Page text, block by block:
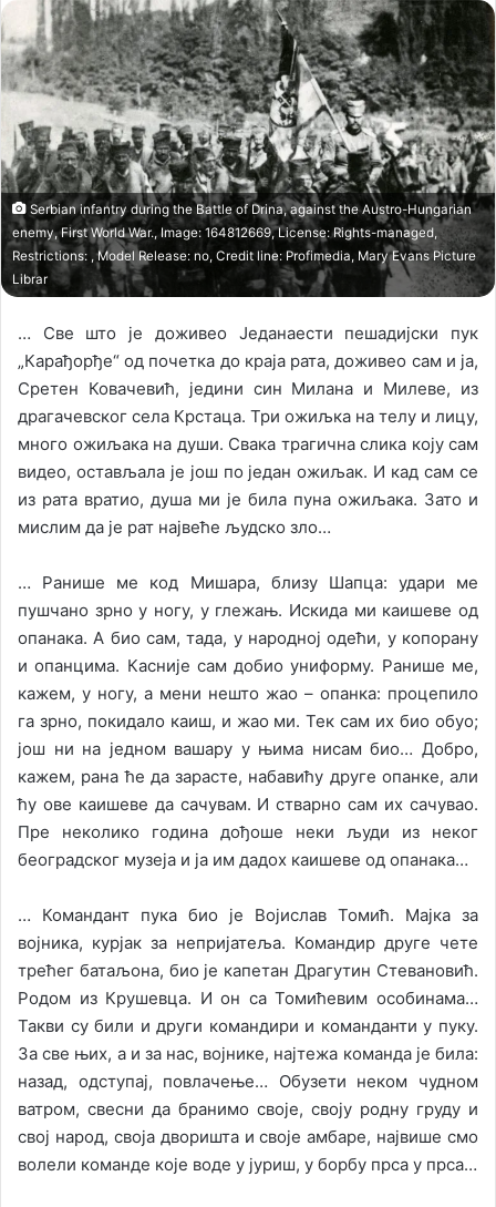
l
l
o
w
o
n
X
n
d
a
n
e
m
a
i
l
Serbian infantry during the Battle of Drina, against the Austro-Hungarian
enemy, First World War., Image: 164812669, License: Rights-managed,
Restrictions: , Model Release: no, Credit line: Profimedia, Mary Evans Picture
Librar
… Све што је доживео Једанаести пешадијски пук
„Карађорђе“ од почетка до краја рата, доживео сам и ја,
Сретен Ковачевић, једини син Милана и Милеве, из
драгачевског села Крстаца. Три ожиљка на телу и лицу,
много ожиљака на души. Свака трагична слика коју сам
видео, остављала је још по један ожиљак. И кад сам се
из рата вратио, душа ми је била пуна ожиљака. Зато и
мислим да је рат највеће људско зло…
… Ранише ме код Мишара, близу Шапца: удари ме
пушчано зрно у ногу, у глежањ. Искида ми каишеве од
опанака. А био сам, тада, у народној одећи, у копорану
и опанцима. Касније сам добио униформу. Ранише ме,
кажем, у ногу, а мени нешто жао – опанка: процепило
га зрно, покидало каиш, и жао ми. Тек сам их био обуо;
још ни на једном вашару у њима нисам био… Добро,
кажем, рана ће да зарасте, набавићу друге опанке, али
ћу ове каишеве да сачувам. И стварно сам их сачувао.
Пре неколико година дођоше неки људи из неког
београдског музеја и ја им дадох каишеве од опанака…
… Командант пука био је Војислав Томић. Мајка за
војника, курјак за непријатеља. Командир друге чете
трећег батаљона, био је капетан Драгутин Стевановић.
Родом из Крушевца. И он са Томићевим особинама…
Такви су били и други командири и команданти у пуку.
За све њих, а и за нас, војнике, најтежа команда је била:
назад, одступај, повлачење… Обузети неком чудном
ватром, свесни да бранимо своје, своју родну груду и
свој народ, своја дворишта и своје амбаре, највише смо
волели команде које воде у јуриш, у борбу прса у прса…